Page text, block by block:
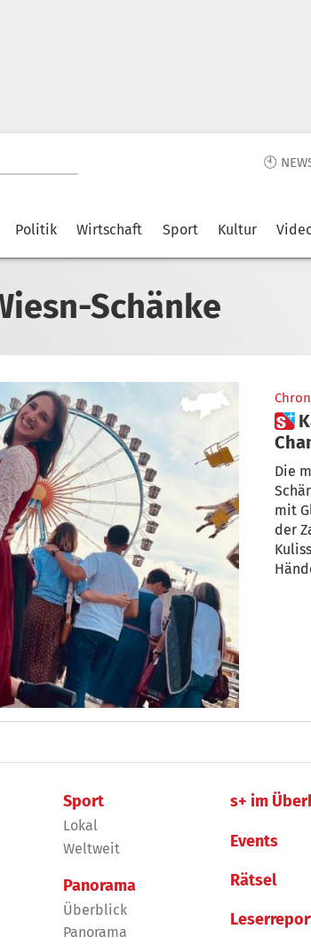
🕙
Politik Wirtschaft Sport Kultur
Schänke
 Käferzelt: Zwischen Kaviar,
Die
mit
der
Sport
Lokal
Weltweit
Panorama
Überblick
Panorama
s+ im
Events
Rätsel